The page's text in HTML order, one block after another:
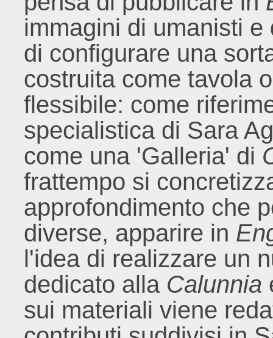
immagini di umanisti
di configurare una
costruita come tavola
flessibile: come
specialistica di Sara
come una 'Galleria' di
frattempo si
approfondimento che
diverse, apparire in
l'idea di realizzare un
dedicato alla Calunnia
sui materiali viene